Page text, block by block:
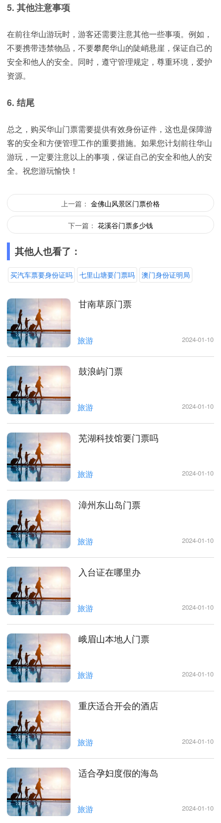
5. 其他注意事项
在前往华山游玩时，游客还需要注意其他一些事项。例如，
不要携带违禁物品，不要攀爬华山的陡峭悬崖，保证自己的
安全和他人的安全。同时，遵守管理规定，尊重环境，爱护
资源。
6. 结尾
总之，购买华山门票需要提供有效身份证件，这也是保障游
客的安全和方便管理工作的重要措施。如果您计划前往华山
游玩，一定要注意以上的事项，保证自己的安全和他人的安
全。祝您游玩愉快！
上一篇： 金佛山风景区门票价格
下一篇： 花溪谷门票多少钱
其他人也看了：
买汽车票要身份证吗 七里山塘要门票吗 澳门身份证明局
甘南草原门票
旅游 2024-01-10
鼓浪屿门票
旅游 2024-01-10
芜湖科技馆要门票吗
旅游 2024-01-10
漳州东山岛门票
旅游 2024-01-10
入台证在哪里办
旅游 2024-01-10
峨眉山本地人门票
旅游 2024-01-10
重庆适合开会的酒店
旅游 2024-01-10
适合孕妇度假的海岛
旅游 2024-01-10